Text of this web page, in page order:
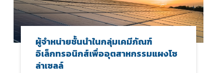
ผู้จำหน่ายชั้นนำในกลุ่มเคมีภัณฑ์
อิเล็กทรอนิกส์เพื่ออุตสาหกรรมแผงโซ
ล่าเซลล์